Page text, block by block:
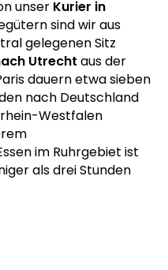
unser Kurier in
sind wir aus
gelegenen Sitz
Utrecht aus der
dauern etwa sieben
nach Deutschland
Westfalen
im Ruhrgebiet ist
als drei Stunden